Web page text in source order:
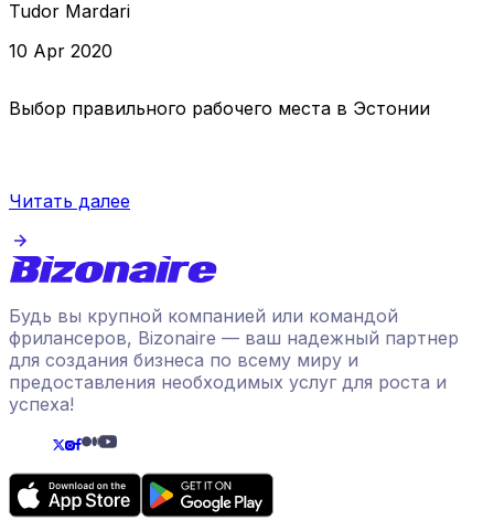
Tudor Mardari
10 Apr 2020
Выбор правильного рабочего места в Эстонии
Читать далее
Будь вы крупной компанией или командой
фрилансеров, Bizonaire — ваш надежный партнер
для создания бизнеса по всему миру и
предоставления необходимых услуг для роста и
успеха!